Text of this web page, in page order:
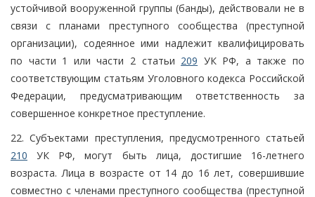
устойчивой вооруженной группы (банды), действовали не в
связи с планами преступного сообщества (преступной
организации), содеянное ими надлежит квалифицировать
по части 1 или части 2 статьи 209 УК РФ, а также по
соответствующим статьям Уголовного кодекса Российской
Федерации, предусматривающим ответственность за
совершенное конкретное преступление.
22. Субъектами преступления, предусмотренного статьей
210 УК РФ, могут быть лица, достигшие 16-летнего
возраста. Лица в возрасте от 14 до 16 лет, совершившие
совместно с членами преступного сообщества (преступной